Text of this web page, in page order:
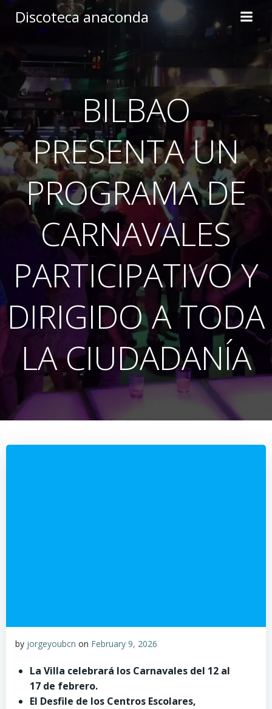
to
Discoteca anaconda
BILBAO
PRESENTA UN
PROGRAMA DE
CARNAVALES
PARTICIPATIVO Y
DIRIGIDO A TODA
LA CIUDADANÍA
by jorgeyoubcn on February 9, 2026
La Villa celebrará los Carnavales del 12 al
17 de febrero.
El Desfile de los Centros Escolares,